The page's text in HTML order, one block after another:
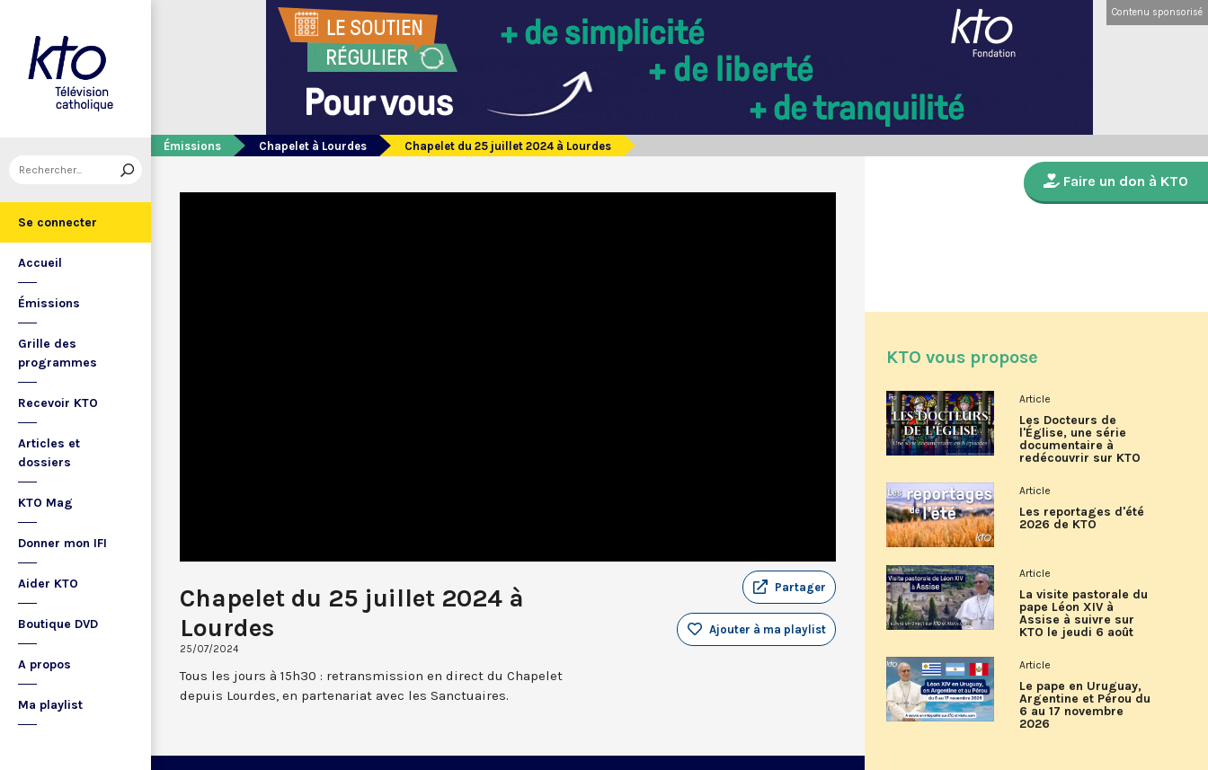
Se connecter
Accueil
Émissions
Grille des
programmes
Recevoir KTO
Articles et
dossiers
KTO Mag
Donner mon IFI
Aider KTO
Boutique DVD
A propos
Ma playlist
Contenu sponsorisé
Émissions Chapelet à Lourdes Chapelet du 25 juillet 2024 à Lourdes
Chapelet du 25 juillet 2024 à
Lourdes
25/07/2024
Partager
Ajouter à ma playlist
Tous les jours à 15h30 : retransmission en direct du Chapelet
depuis Lourdes, en partenariat avec les Sanctuaires.
Faire un don à KTO
KTO vous propose
Article
Les Docteurs de
l'Église, une série
documentaire à
redécouvrir sur KTO
Article
Les reportages d'été
2026 de KTO
Article
La visite pastorale du
pape Léon XIV à
Assise à suivre sur
KTO le jeudi 6 août
Article
Le pape en Uruguay,
Argentine et Pérou du
6 au 17 novembre
2026